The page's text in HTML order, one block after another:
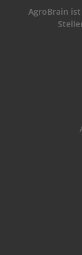
AgroBrain